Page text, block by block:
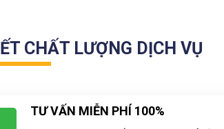
CHẤT LƯỢNG DỊCH VỤ
TƯ VẤN MIỄN PHÍ 100%